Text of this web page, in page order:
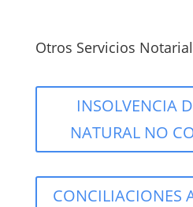
Otros Servicios
INSOLVENCIA
NATURAL NO
CONCILIACIONES